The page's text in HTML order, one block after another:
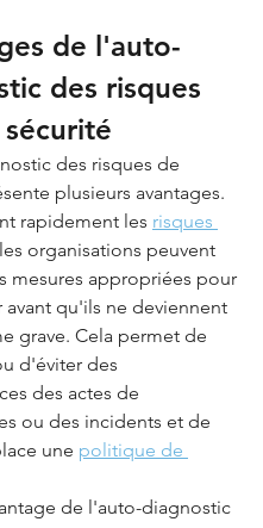
de l'auto-
des risques
des risques de
plusieurs avantages.
rapidement les risques
organisations peuvent
mesures appropriées pour
avant qu'ils ne deviennent
grave. Cela permet de
d'éviter des
des actes de
ou des incidents et de
une politique de
de l'auto-diagnostic